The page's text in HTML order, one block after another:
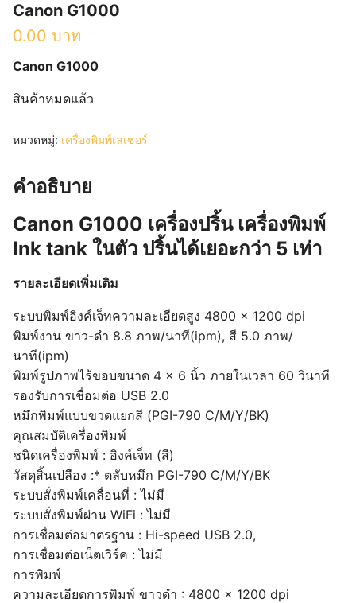
Canon G1000
0.00 บาท
Canon G1000
สินค้าหมดแล้ว
หมวดหมู่: เครื่องพิมพ์เลเซอร์
คำอธิบาย
Canon G1000 เครื่องปริ้น เครื่องพิมพ์
Ink tank ในตัว ปริ้นได้เยอะกว่า 5 เท่า
รายละเอียดเพิ่มเติม
ระบบพิมพ์อิงค์เจ็ทความละเอียดสูง 4800 × 1200 dpi
พิมพ์งาน ขาว-ดำ 8.8 ภาพ/นาที(ipm), สี 5.0 ภาพ/
นาที(ipm)
พิมพ์รูปภาพไร้ขอบขนาด 4 × 6 นิ้ว ภายในเวลา 60 วินาที
รองรับการเชื่อมต่อ USB 2.0
หมึกพิมพ์แบบขวดแยกสี (PGI-790 C/M/Y/BK)
คุณสมบัติเครื่องพิมพ์
ชนิดเครื่องพิมพ์ : อิงค์เจ็ท (สี)
วัสดุสิ้นเปลือง :* ตลับหมึก PGI-790 C/M/Y/BK
ระบบสั่งพิมพ์เคลื่อนที่ : ไม่มี
ระบบสั่งพิมพ์ผ่าน WiFi : ไม่มี
การเชื่อมต่อมาตรฐาน : Hi-speed USB 2.0,
การเชื่อมต่อเน็ตเวิร์ค : ไม่มี
การพิมพ์
ความละเอียดการพิมพ์ ขาวดำ : 4800 × 1200 dpi